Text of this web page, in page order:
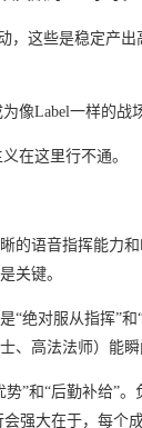
，这些是稳定产
像Label一样的战
在这里行不通。
的语音指挥能力
关键。
“绝对服从指挥”
、高法法师）能瞬
”和“后勤补给”。
强大在于，每个